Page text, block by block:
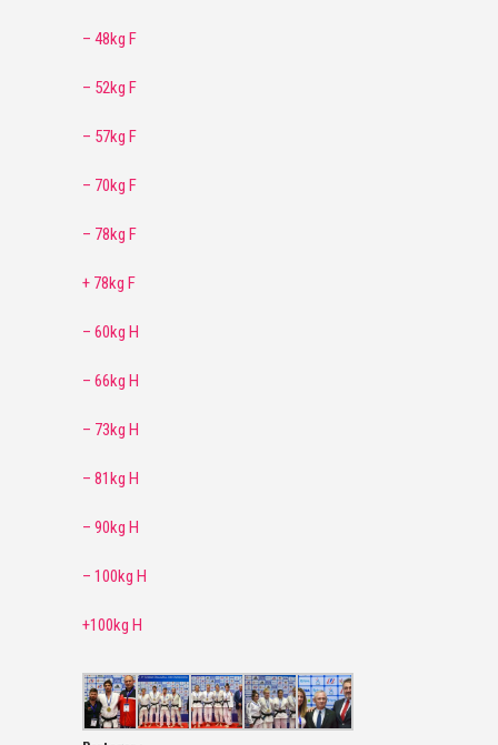
– 48kg F
– 52kg F
– 57kg F
– 70kg F
– 78kg F
+ 78kg F
– 60kg H
– 66kg H
– 73kg H
– 81kg H
– 90kg H
– 100kg H
+100kg H